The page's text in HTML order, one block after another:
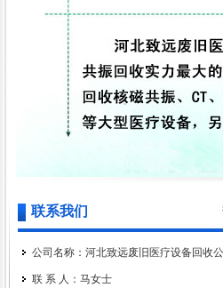
联系我们
公司名称：河北致远废旧医疗设备回收
联 系 人：马女士